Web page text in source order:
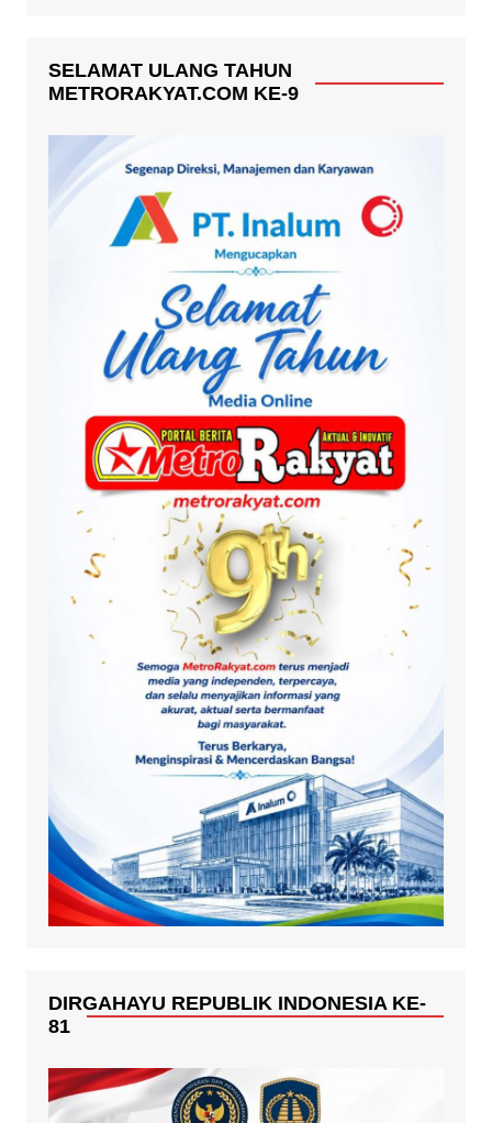
SELAMAT ULANG TAHUN
METRORAKYAT.COM KE-9
DIRGAHAYU REPUBLIK INDONESIA KE-
81